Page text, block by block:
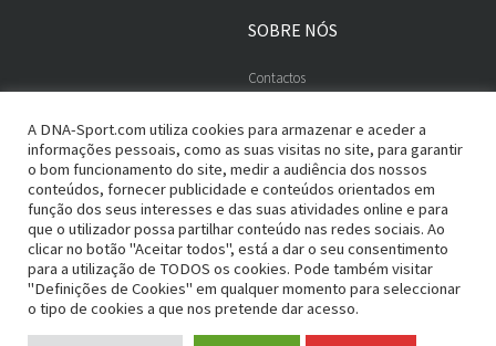
SOBRE NÓS
Contactos
ADESÃO SEGURA
Termos e Condições
Política de Privacidade
RGPD
PAGAMENTOS
Entregas e Devoluções
Métodos de Pagamento
A DNA-Sport.com utiliza cookies para armazenar e aceder a
informações pessoais, como as suas visitas no site, para garantir
o bom funcionamento do site, medir a audiência dos nossos
conteúdos, fornecer publicidade e conteúdos orientados em
função dos seus interesses e das suas atividades online e para
que o utilizador possa partilhar conteúdo nas redes sociais. Ao
clicar no botão "Aceitar todos", está a dar o seu consentimento
para a utilização de TODOS os cookies. Pode também visitar
"Definições de Cookies" em qualquer momento para seleccionar
o tipo de cookies a que nos pretende dar acesso.